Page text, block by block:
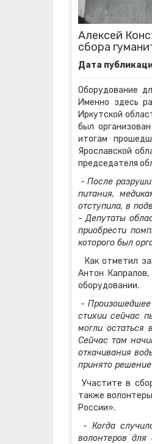
Алексей
сбора
Дата
Оборудование
Именно здесь
Иркутской
был
итогам
Ярославской
председателя
- После
питания,
отступила, в
-Депутаты
приобрести
которого был
Как отметил
Антон
оборудовании.
- Произошедшее
стихии сейчас
могли остаться
Сейчас там
откачивания
принято
Участите в
также
России».
- Когда
волонтеров для